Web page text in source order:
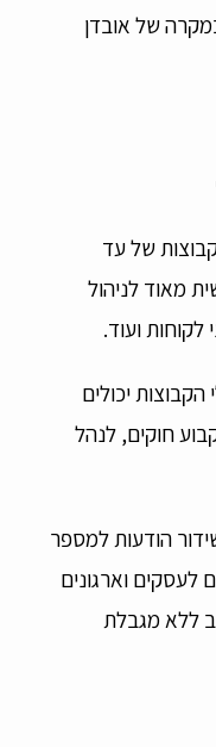
של אובדן
של עד
מאוד לניהול
לקוחות ועוד.
הקבוצות יכולים
חוקים, לנהל
הודעות למספר
לעסקים וארגונים
ללא מגבלת